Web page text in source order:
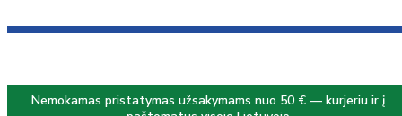
Nemokamas pristatymas užsakymams nuo 50 € — kurjeriu ir į